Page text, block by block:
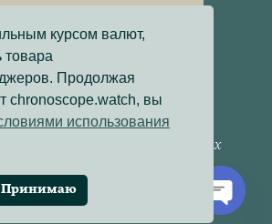
Соглашение
конфиденциальности
персональных данных
использования файлов cookie
сайта:Онлайн-Проекты
курсом валют,
товара
Продолжая
chronoscope.watch, вы
использования
Принимаю